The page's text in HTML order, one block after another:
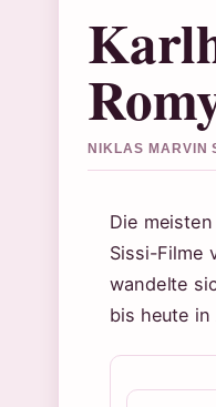
NIKLAS MARVIN
Die
Sissi-Filme
wandelte
bis heute in